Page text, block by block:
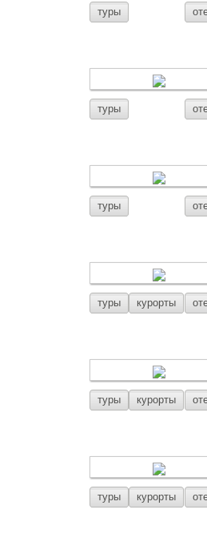
туры
туры
туры
туры курорты
туры курорты
туры курорты